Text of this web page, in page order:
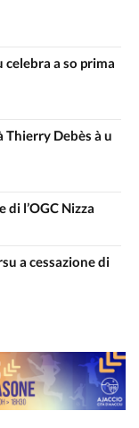
celebra a so prima
Thierry Debès à u
l’OGC Nizza
a cessazione di